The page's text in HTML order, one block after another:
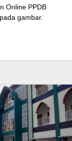
Online PPDB
gambar.